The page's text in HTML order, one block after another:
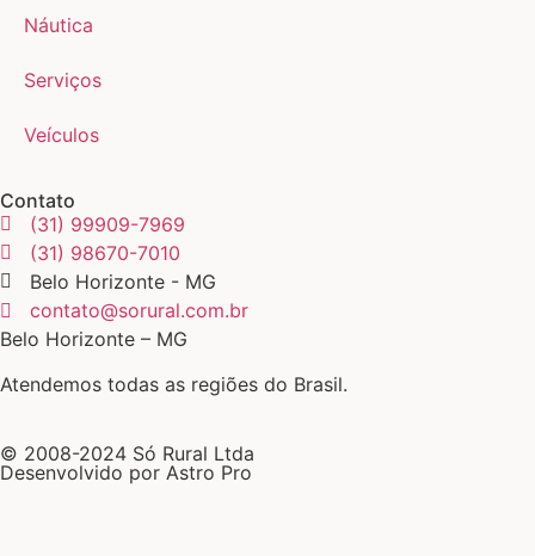
Náutica
Serviços
Veículos
Contato
(31) 99909-7969
(31) 98670-7010
Belo Horizonte - MG
contato@sorural.com.br
Belo Horizonte – MG
Atendemos todas as regiões do Brasil.
© 2008-2024 Só Rural Ltda
Desenvolvido por Astro Pro